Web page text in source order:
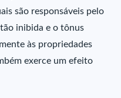
são responsáveis pelo
inibida e o tônus
às propriedades
exerce um efeito